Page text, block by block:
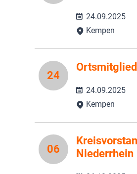
24.09.2025
Kempen
24
24.09.2025
Kempen
06
Niederrhein